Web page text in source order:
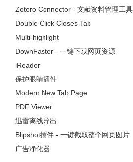
Zotero Connector - 文献资料管理工具
Double Click Closes Tab
Multi-highlight
DownFaster - 一键下载网页资源
iReader
保护眼睛插件
Modern New Tab Page
PDF Viewer
迅雷离线导出
Blipshot插件 - 一键截取整个网页图片
广告净化器